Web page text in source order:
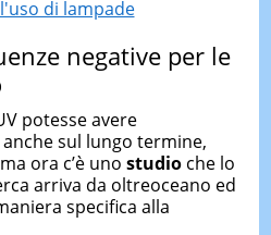
di lampade
negative per le
potesse avere
sul lungo termine,
ora c’è uno studioche lo
arriva da oltreoceano ed
specifica alla